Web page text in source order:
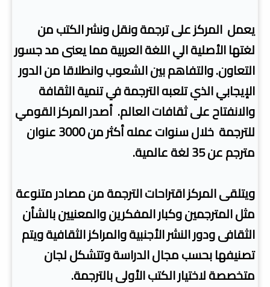
يعمل المركز على ترجمة ونقل ونشر الكتب من
لغتها الأصلية الي اللغة العربية مما يعنى مد جسور
التعاون. والتفاهم بين الشعوب وانطلاقا من الدور
الإيجابي الذي تلعبه الترجمة في تنمية الثقافة
والانفتاح على ثقافات العالم. أصدر المركز القومي
للترجمة خلال سنوات عمله أكثر من 3000 عنوان
مترجم عن 35 لغة عالمية.
ويتلقى المركز اقتراحات الترجمة من مصادر متنوعة
مثل المترجمين وكبار المفكرين والمعنيين بالشأن
الثقافى ودور النشر الأجنبية والمراكز الثقافية ويتم
تصنيفها بحسب مجال الدراسة وتتشكل لجان
متخصصة لاختيار الكتب الأولى بالترجمة.